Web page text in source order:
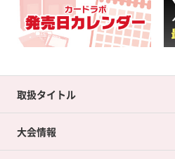
取扱タイトル
大会情報